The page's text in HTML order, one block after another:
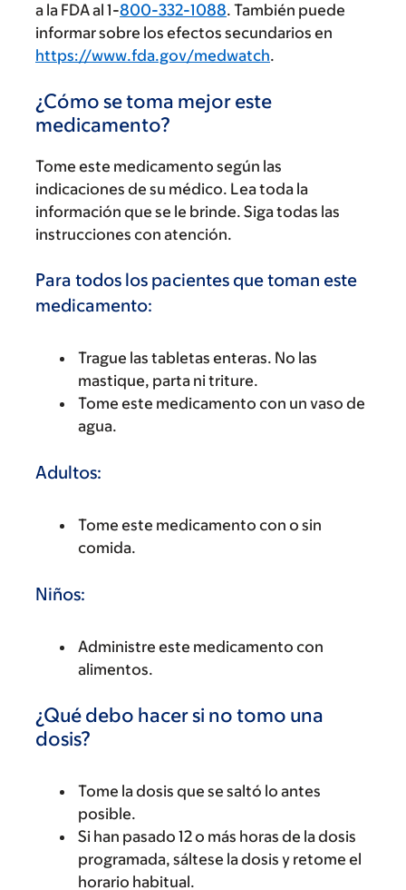
a la FDA al 1-800-332-1088. También puede
informar sobre los efectos secundarios en
https://www.fda.gov/medwatch.
¿Cómo se toma mejor este
medicamento?
Tome este medicamento según las
indicaciones de su médico. Lea toda la
información que se le brinde. Siga todas las
instrucciones con atención.
Para todos los pacientes que toman este
medicamento:
Trague las tabletas enteras. No las
mastique, parta ni triture.
Tome este medicamento con un vaso de
agua.
Adultos:
Tome este medicamento con o sin
comida.
Niños:
Administre este medicamento con
alimentos.
¿Qué debo hacer si no tomo una
dosis?
Tome la dosis que se saltó lo antes
posible.
Si han pasado 12 o más horas de la dosis
programada, sáltese la dosis y retome el
horario habitual.